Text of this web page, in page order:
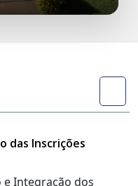
das Inscrições
Integração dos